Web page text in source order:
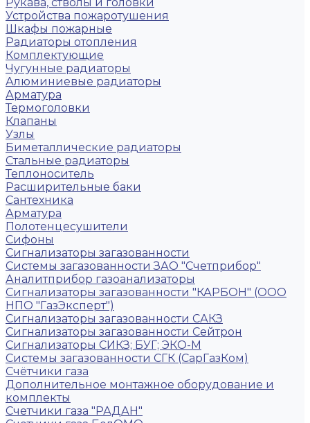
Устройства пожаротушения
Шкафы пожарные
Радиаторы отопления
Комплектующие
Чугунные радиаторы
Алюминиевые радиаторы
Арматура
Термоголовки
Клапаны
Узлы
Биметаллические радиаторы
Стальные радиаторы
Теплоноситель
Расширительные баки
Сантехника
Арматура
Полотенцесушители
Сифоны
Сигнализаторы загазованности
Системы загазованности ЗАО "Счетприбор"
Аналитприбор газоанализаторы
Сигнализаторы загазованности "КАРБОН" (ООО
НПО "ГазЭксперт")
Сигнализаторы загазованности САКЗ
Сигнализаторы загазованности Сейтрон
Сигнализаторы СИКЗ; БУГ; ЭКО-М
Системы загазованности СГК (СарГазКом)
Счётчики газа
Дополнительное монтажное оборудование и
комплекты
Счетчики газа "РАДАН"